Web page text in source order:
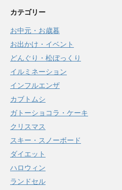
カテゴリー
お中元・お歳暮
お出かけ・イベント
どんぐり・松ぼっくり
イルミネーション
インフルエンザ
カブトムシ
ガトーショコラ・ケーキ
クリスマス
スキー・スノーボード
ダイエット
ハロウィン
ランドセル